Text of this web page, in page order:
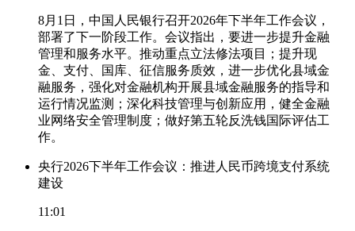
8月1日，中国人民银行召开2026年下半年工作会议，
部署了下一阶段工作。会议指出，要进一步提升金融
管理和服务水平。推动重点立法修法项目；提升现
金、支付、国库、征信服务质效，进一步优化县域金
融服务，强化对金融机构开展县域金融服务的指导和
运行情况监测；深化科技管理与创新应用，健全金融
业网络安全管理制度；做好第五轮反洗钱国际评估工
作。
央行2026下半年工作会议：推进人民币跨境支付系统
建设
11:01